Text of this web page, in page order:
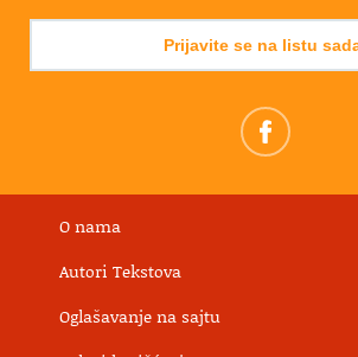
Prijavite se na listu
O nama
Autori Tekstova
Oglašavanje na sajtu